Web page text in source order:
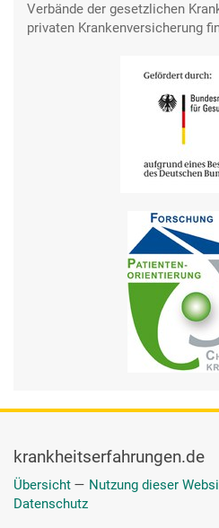
Verbände der gesetzlichen
privaten Krankenversicherung
krankheitserfahrungen.de
Übersicht — Nutzung dieser
Datenschutz